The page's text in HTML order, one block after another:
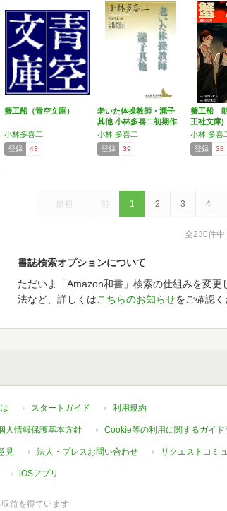
蟹工船（青空文庫）
小林多喜二
登録 43
老いた体操教師・瀧子
其他 小林多喜二初期作
品集
小林 多喜二
登録 39
蟹工船
王社文庫)
小林 多喜
登録 38
最初 前 1 2 3 4
全230件中
書誌検索オプションについて
ただいま「Amazon和書」検索の仕組みを変
法など、詳しくはこちらのお知らせをご確認く
スタートガイド 利用規約
人情報保護基本方針 Cookie等の利用に関するガイド
見 法人・プレスお問い合わせ リクエストコミ
iOSアプリ
益を得ています